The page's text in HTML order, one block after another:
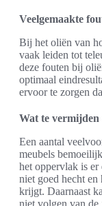
Veelgemaakte
Bij het oliën van
vaak leiden tot
deze fouten bij
optimaal
ervoor te zorgen
Wat te vermijden
Een aantal
meubels
het oppervlak is
niet goed hecht en
krijgt. Daarnaast